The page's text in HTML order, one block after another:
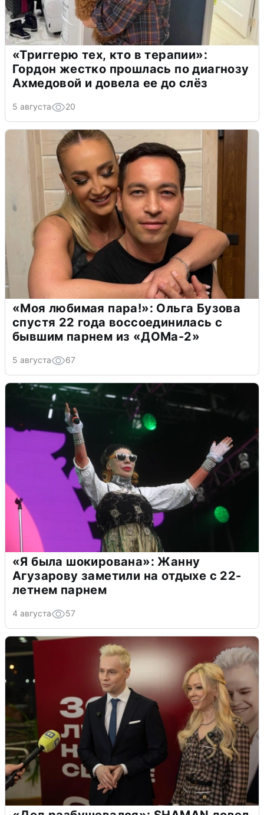
«Триггерю тех, кто в терапии»:
Гордон жестко прошлась по диагнозу
Ахмедовой и довела ее до слёз
5 августа 20
«Моя любимая пара!»: Ольга Бузова
спустя 22 года воссоединилась с
бывшим парнем из «ДОМа-2»
5 августа 67
«Я была шокирована»: Жанну
Агузарову заметили на отдыхе с 22-
летнем парнем
4 августа 57